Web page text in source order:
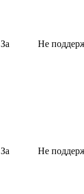
За Не
За Не